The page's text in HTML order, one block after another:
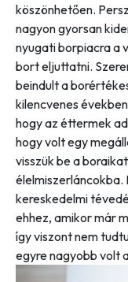
köszönhetően.
nagyon gyorsan
nyugati borpiacra a
bort eljuttatni.
beindult a
kilencvenes
hogy az éttermek
hogy volt egy
visszük be a
élelmiszerláncokba.
kereskedelmi
ehhez, amikor már
így viszont nem
egyre nagyobb volt